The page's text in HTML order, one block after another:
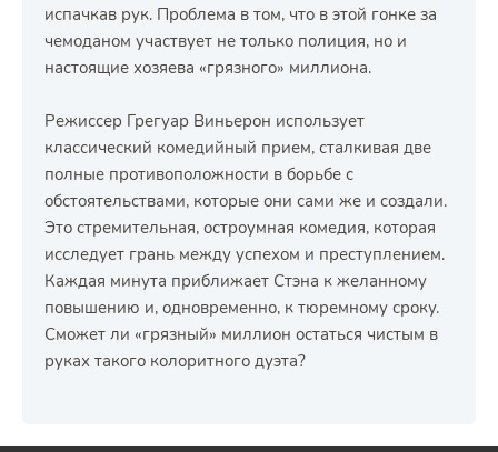
испачкав рук. Проблема в том, что в этой гонке за
чемоданом участвует не только полиция, но и
настоящие хозяева «грязного» миллиона.
Режиссер Грегуар Виньерон использует
классический комедийный прием, сталкивая две
полные противоположности в борьбе с
обстоятельствами, которые они сами же и создали.
Это стремительная, остроумная комедия, которая
исследует грань между успехом и преступлением.
Каждая минута приближает Стэна к желанному
повышению и, одновременно, к тюремному сроку.
Сможет ли «грязный» миллион остаться чистым в
руках такого колоритного дуэта?